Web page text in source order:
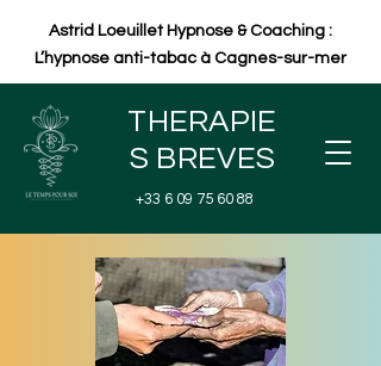
Astrid Loeuillet Hypnose & Coaching :
L’hypnose anti-tabac à Cagnes-sur-mer
THERAPIE
S BREVES
+33 6 09 75 60 88